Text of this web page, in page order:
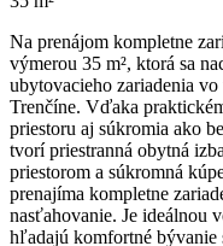
Na prenájom kompletne
výmerou 35 m², ktorá sa
ubytovacieho zariadenia
Trenčíne. Vďaka
priestoru aj súkromia ako
tvorí priestranná obytná
priestorom a súkromná
prenajíma kompletne
nasťahovanie. Je ideálnou
hľadajú komfortné bývanie